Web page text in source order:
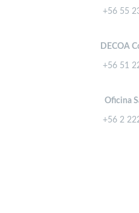
+56 55
DECOA
+56 51
Oficina
+56 2